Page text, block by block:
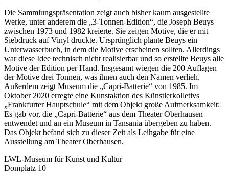
Die Sammlungspräsentation zeigt auch bisher kaum ausgestellte
Werke, unter anderem die „3-Tonnen-Edition“, die Joseph Beuys
zwischen 1973 und 1982 kreierte. Sie zeigen Motive, die er mit
Siebdruck auf Vinyl druckte. Ursprünglich plante Beuys ein
Unterwasserbuch, in dem die Motive erscheinen sollten. Allerdings
war diese Idee technisch nicht realisierbar und so erstellte Beuys alle
Motive der Edition per Hand. Insgesamt wiegen die 200 Auflagen
der Motive drei Tonnen, was ihnen auch den Namen verlieh.
Außerdem zeigt Museum die „Capri-Batterie“ von 1985. Im
Oktober 2020 erregte eine Kunstaktion des Künstlerkolletivs
„Frankfurter Hauptschule“ mit dem Objekt große Aufmerksamkeit:
Es gab vor, die „Capri-Batterie“ aus dem Theater Oberhausen
entwendet und an ein Museum in Tansania übergeben zu haben.
Das Objekt befand sich zu dieser Zeit als Leihgabe für eine
Ausstellung am Theater Oberhausen.
LWL-Museum für Kunst und Kultur
Domplatz 10